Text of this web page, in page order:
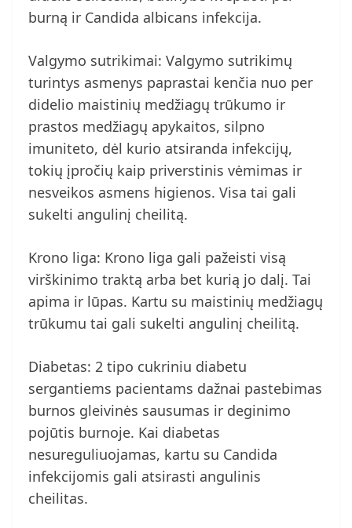
burną ir Candida albicans infekcija.
Valgymo sutrikimai: Valgymo sutrikimų
turintys asmenys paprastai kenčia nuo per
didelio maistinių medžiagų trūkumo ir
prastos medžiagų apykaitos, silpno
imuniteto, dėl kurio atsiranda infekcijų,
tokių įpročių kaip priverstinis vėmimas ir
nesveikos asmens higienos. Visa tai gali
sukelti angulinį cheilitą.
Krono liga: Krono liga gali pažeisti visą
virškinimo traktą arba bet kurią jo dalį. Tai
apima ir lūpas. Kartu su maistinių medžiagų
trūkumu tai gali sukelti angulinį cheilitą.
Diabetas: 2 tipo cukriniu diabetu
sergantiems pacientams dažnai pastebimas
burnos gleivinės sausumas ir deginimo
pojūtis burnoje. Kai diabetas
nesureguliuojamas, kartu su Candida
infekcijomis gali atsirasti angulinis
cheilitas.